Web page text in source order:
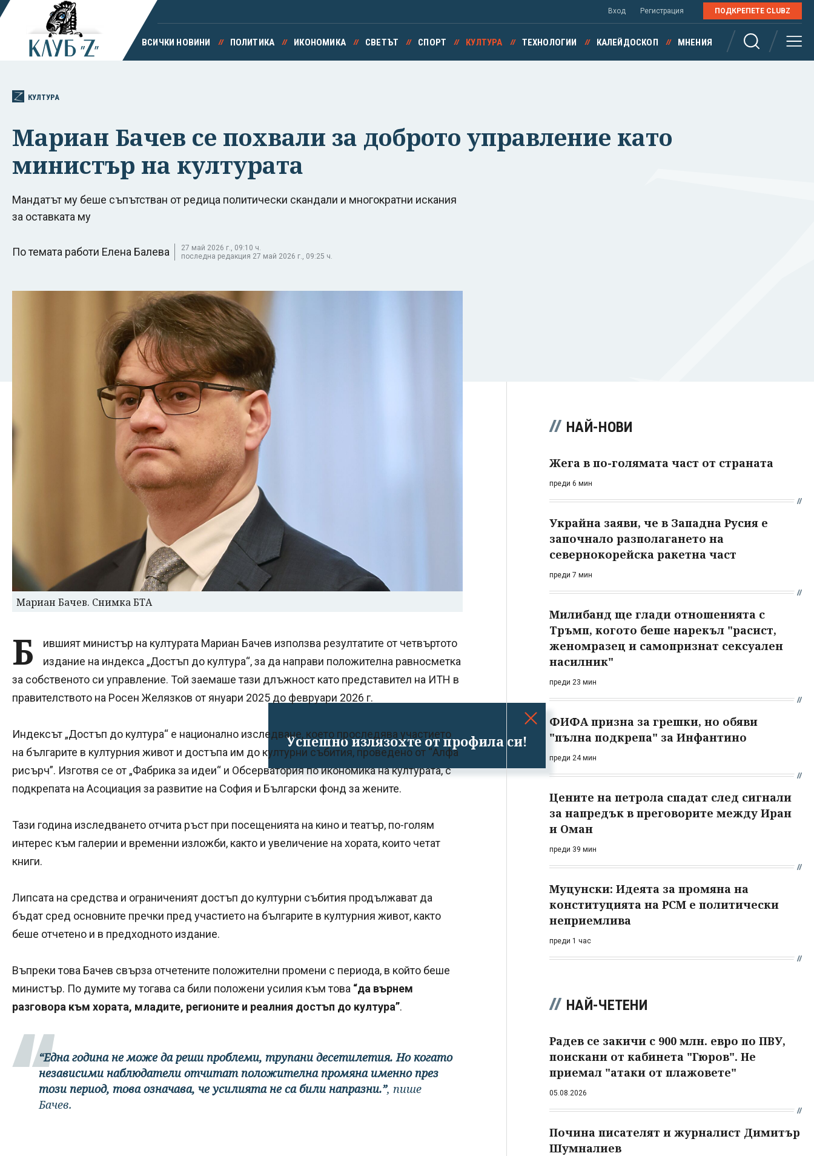
Успешно излязохте от профила си!
Вход Регистрация ПОДКРЕПЕТЕ CLUBZ
ВСИЧКИ НОВИНИ ПОЛИТИКА ИКОНОМИКА СВЕТЪТ СПОРТ КУЛТУРА ТЕХНОЛОГИИ КАЛЕЙДОСКОП МНЕНИЯ
КУЛТУРА
Мариан Бачев се похвали за доброто управление като
министър на културата
Мандатът му беше съпътстван от редица политически скандали и многократни искания
за оставката му
По темата работи Елена Балева
27 май 2026 г., 09:10 ч.
последна редакция 27 май 2026 г., 09:25 ч.
Мариан Бачев. Снимка БТА
Б
ившият министър на културата Мариан Бачев използва резултатите от четвъртото
издание на индекса „Достъп до култура“, за да направи положителна равносметка
за собственото си управление. Той заемаше тази длъжност като представител на ИТН в
правителството на Росен Желязков от януари 2025 до февруари 2026 г.
Индексът „Достъп до култура“ е национално изследване, което проследява участието
на българите в културния живот и достъпа им до културни събития, проведено от “Алфа
рисърч”. Изготвя се от „Фабрика за идеи“ и Обсерватория по икономика на културата, с
подкрепата на Асоциация за развитие на София и Български фонд за жените.
Тази година изследването отчита ръст при посещенията на кино и театър, по-голям
интерес към галерии и временни изложби, както и увеличение на хората, които четат
книги.
Липсата на средства и ограниченият достъп до културни събития продължават да
бъдат сред основните пречки пред участието на българите в културния живот, както
беше отчетено и в предходното издание.
Въпреки това Бачев свърза отчетените положителни промени с периода, в който беше
министър. По думите му тогава са били положени усилия към това “да върнем
разговора към хората, младите, регионите и реалния достъп до култура”.
“Една година не може да реши проблеми, трупани десетилетия. Но когато
независими наблюдатели отчитат положителна промяна именно през
този период, това означава, че усилията не са били напразни.”, пише
Бачев.
НАЙ-НОВИ
Жега в по-голямата част от страната
преди 6 мин
Украйна заяви, че в Западна Русия е
започнало разполагането на
севернокорейска ракетна част
преди 7 мин
Милибанд ще глади отношенията с
Тръмп, когото беше нарекъл "расист,
женомразец и самопризнат сексуален
насилник"
преди 23 мин
ФИФА призна за грешки, но обяви
"пълна подкрепа" за Инфантино
преди 24 мин
Цените на петрола спадат след сигнали
за напредък в преговорите между Иран
и Оман
преди 39 мин
Муцунски: Идеята за промяна на
конституцията на РСМ е политически
неприемлива
преди 1 час
НАЙ-ЧЕТЕНИ
Радев се закичи с 900 млн. евро по ПВУ,
поискани от кабинета "Гюров". Не
приемал "атаки от плажовете"
05.08.2026
Почина писателят и журналист Димитър
Шумналиев